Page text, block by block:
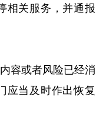
相关服务，并通报
容或者风险已经消
应当及时作出恢复